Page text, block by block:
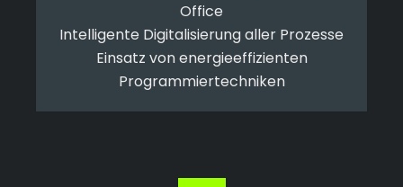
Office
Intelligente Digitalisierung aller Prozesse
Einsatz von energieeffizienten
Programmiertechniken